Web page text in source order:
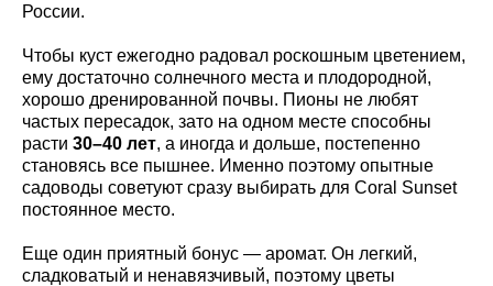
России.
Чтобы куст ежегодно радовал роскошным цветением,
ему достаточно солнечного места и плодородной,
хорошо дренированной почвы. Пионы не любят
частых пересадок, зато на одном месте способны
расти 30–40 лет, а иногда и дольше, постепенно
становясь все пышнее. Именно поэтому опытные
садоводы советуют сразу выбирать для Coral Sunset
постоянное место.
Еще один приятный бонус — аромат. Он легкий,
сладковатый и ненавязчивый, поэтому цветы